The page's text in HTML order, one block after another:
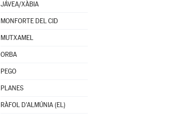
JÁVEA/XÀBIA
MONFORTE DEL CID
MUTXAMEL
ORBA
PEGO
PLANES
RÀFOL D'ALMÚNIA (EL)